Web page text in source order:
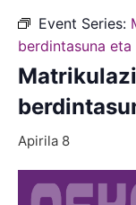
Event Series:
berdintasuna eta
Apirila 8